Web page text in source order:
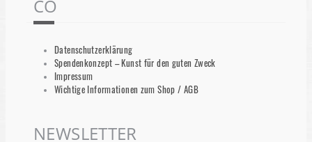
CO
Datenschutzerklärung
Spendenkonzept – Kunst für den guten Zweck
Impressum
Wichtige Informationen zum Shop / AGB
NEWSLETTER